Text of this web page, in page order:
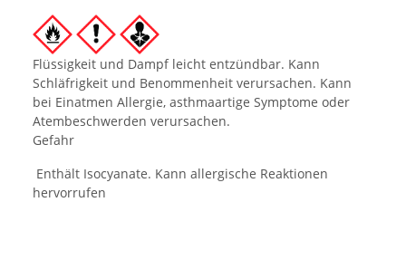
Flüssigkeit und Dampf leicht entzündbar. Kann
Schläfrigkeit und Benommenheit verursachen. Kann
bei Einatmen Allergie, asthmaartige Symptome oder
Atembeschwerden verursachen.
Gefahr
Enthält Isocyanate. Kann allergische Reaktionen
hervorrufen